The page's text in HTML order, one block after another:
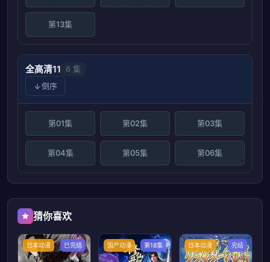
第13集
全高清11
6 集
倒序
第01集 第02集 第03集
第04集 第05集 第06集
猜你喜欢
日本动漫 已完结 国产动漫 第18集 日本动漫 完结